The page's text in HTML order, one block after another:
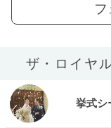
ザ・ロイヤ
挙式シ